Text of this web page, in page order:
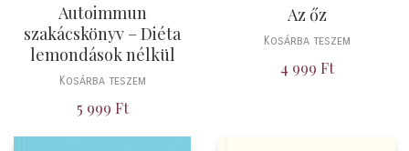
Autoimmun
szakácskönyv – Diéta
lemondások nélkül
Kosárba teszem
5 999 Ft
Az őz
Kosárba teszem
4 999 Ft